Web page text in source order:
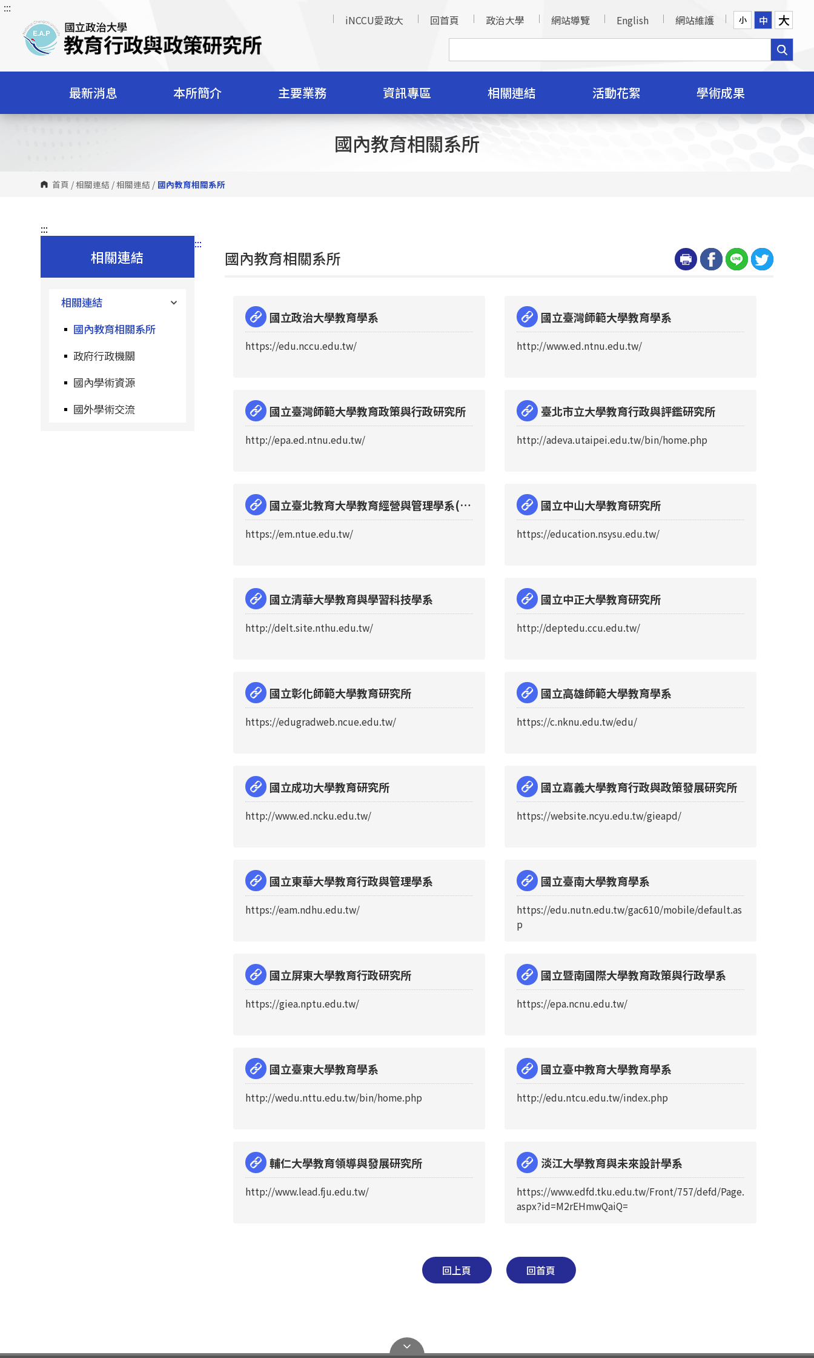
跳
內
塊
:::
iNCCU愛政大
回首頁 政治大學 網站導覽 English 網站維護 小 中 大
最新消息 本所簡介 主要業務 資訊專區 相關連結 活動花絮 學術成果
國內教育相關系所
首頁 /相關連結 /相關連結 / 國內教育相關系所
:::
相關連結
相關連結
國內教育相關系所
政府行政機關
國內學術資源
國外學術交流
:::
國內教育相關系所
國立政治大學教育學系
https://edu.nccu.edu.tw/
國立臺灣師範大學教育學系
http://www.ed.ntnu.edu.tw/
國立臺灣師範大學教育政策與行政研究所
http://epa.ed.ntnu.edu.tw/
臺北市立大學教育行政與評鑑研究所
http://adeva.utaipei.edu.tw/bin/home.php
國立臺北教育大學教育經營與管理學系(含
教育政策與管理碩博士班)
https://em.ntue.edu.tw/
國立中山大學教育研究所
https://education.nsysu.edu.tw/
國立清華大學教育與學習科技學系
http://delt.site.nthu.edu.tw/
國立中正大學教育研究所
http://deptedu.ccu.edu.tw/
國立彰化師範大學教育研究所
https://edugradweb.ncue.edu.tw/
國立高雄師範大學教育學系
https://c.nknu.edu.tw/edu/
國立成功大學教育研究所
http://www.ed.ncku.edu.tw/
國立嘉義大學教育行政與政策發展研究所
https://website.ncyu.edu.tw/gieapd/
國立東華大學教育行政與管理學系
https://eam.ndhu.edu.tw/
國立臺南大學教育學系
https://edu.nutn.edu.tw/gac610/mobile/default.as
p
國立屏東大學教育行政研究所
https://giea.nptu.edu.tw/
國立暨南國際大學教育政策與行政學系
https://epa.ncnu.edu.tw/
國立臺東大學教育學系
http://wedu.nttu.edu.tw/bin/home.php
國立臺中教育大學教育學系
http://edu.ntcu.edu.tw/index.php
輔仁大學教育領導與發展研究所
http://www.lead.fju.edu.tw/
淡江大學教育與未來設計學系
https://www.edfd.tku.edu.tw/Front/757/defd/Page.
aspx?id=M2rEHmwQaiQ=
回上頁 回首頁